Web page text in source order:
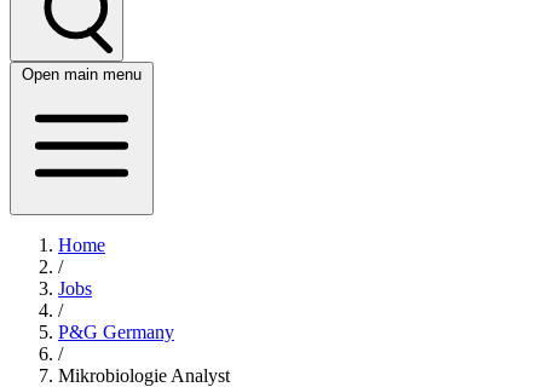
Open main menu
Home
/
Jobs
/
P&G Germany
/
Mikrobiologie Analyst